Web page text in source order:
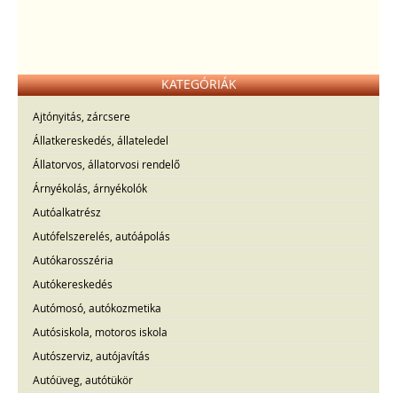
KATEGÓRIÁK
Ajtónyitás, zárcsere
Állatkereskedés, állateledel
Állatorvos, állatorvosi rendelő
Árnyékolás, árnyékolók
Autóalkatrész
Autófelszerelés, autóápolás
Autókarosszéria
Autókereskedés
Autómosó, autókozmetika
Autósiskola, motoros iskola
Autószerviz, autójavítás
Autóüveg, autótükör